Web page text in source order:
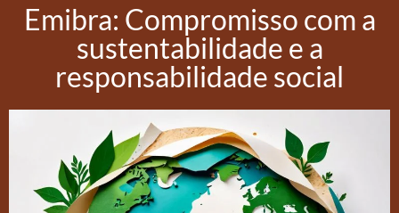
Emibra: Compromisso com a
sustentabilidade e a
responsabilidade social